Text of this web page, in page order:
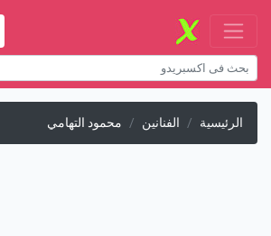
الرئيسية الفنانين محمود التهامي